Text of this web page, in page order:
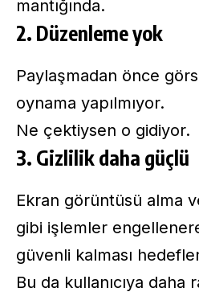
mantığında.
2. Düzenleme yok
Paylaşmadan önce
oynama yapılmıyor.
Ne çektiysen o gidiyor.
3. Gizlilik daha güçlü
Ekran görüntüsü alma
gibi işlemler
güvenli kalması
Bu da kullanıcıya daha